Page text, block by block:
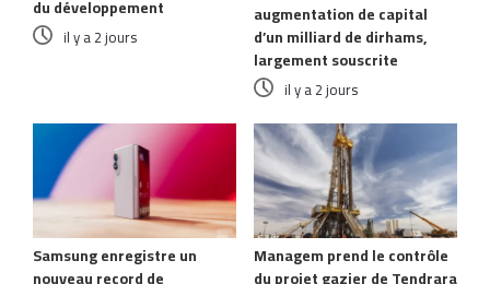
du développement
il y a 2 jours
augmentation de capital
d’un milliard de dirhams,
largement souscrite
il y a 2 jours
Samsung enregistre un
Managem prend le contrôle